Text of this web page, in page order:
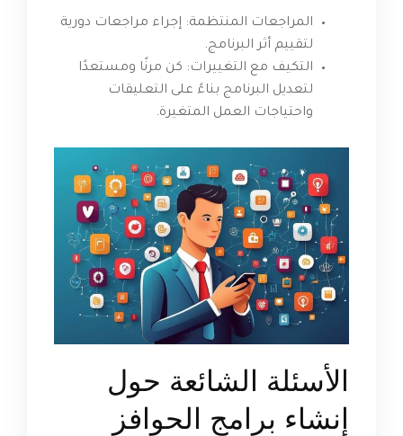
المراجعات المنتظمة: إجراء مراجعات دورية
لتقييم أثر البرنامج.
التكيف مع التغييرات: كن مرنًا ومستعدًا
لتعديل البرنامج بناءً على التعليقات
واحتياجات العمل المتغيرة.
الأسئلة الشائعة حول
إنشاء برامج الحوافز